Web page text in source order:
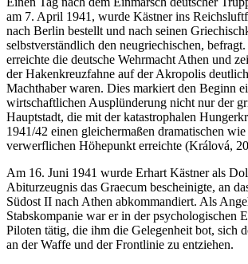
am 7. April 1941, wurde Kästner ins
nach Berlin bestellt und nach seinen
selbstverständlich den neugriechischen,
erreichte die deutsche Wehrmacht Athen und
der Hakenkreuzfahne auf der Akropolis
Machthaber waren. Dies markiert den Beginn
wirtschaftlichen Ausplünderung nicht nur der
Hauptstadt, die mit der katastrophalen
1941/42 einen gleichermaßen dramatischen
verwerflichen Höhepunkt erreichte (Králová,
Am 16. Juni 1941 wurde Erhart Kästner als
Abiturzeugnis das Graecum bescheinigte, an
Südost II nach Athen abkommandiert. Als
Stabskompanie war er in der psychologischen
Piloten tätig, die ihm die Gelegenheit bot, sich
an der Waffe und der Frontlinie zu entziehen.